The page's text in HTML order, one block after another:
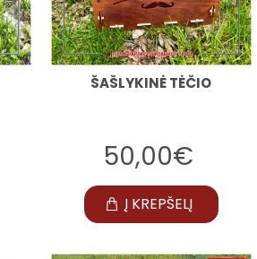
ŠAŠLYKINĖ TĖČIO
50,00€
Į KREPŠELĮ